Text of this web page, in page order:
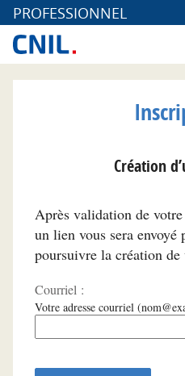
PROFESSIONNEL
Création
Après validation de
un lien vous sera
poursuivre la création de
Courriel :
*
Votre adresse courriel